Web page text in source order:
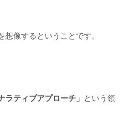
像するということです。
ラティブアプローチ」
という領